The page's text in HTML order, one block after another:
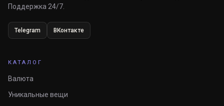
Поддержка 24/7.
Telegram ВКонтакте
КАТАЛОГ
Валюта
Уникальные вещи